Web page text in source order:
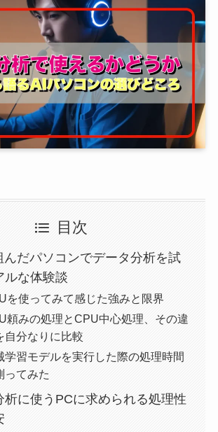
目次
んだパソコンでデータ分析を試
ルな体験談
を使ってみて感じた強みと限界
頼みの処理とCPU中心処理、その違
自分なりに比較
学習モデルを実行した際の処理時間
ってみた
析に使うPCに求められる処理性